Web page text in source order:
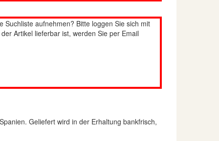
Suchliste aufnehmen? Bitte loggen Sie sich mit
Artikel lieferbar ist, werden Sie per Email
Geliefert wird in der Erhaltung bankfrisch,